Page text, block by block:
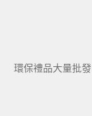
環保禮品大量批發